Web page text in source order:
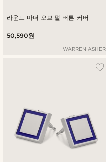
라운드 마더 오브 펄 버튼 커버
50,590원
WARREN ASHER